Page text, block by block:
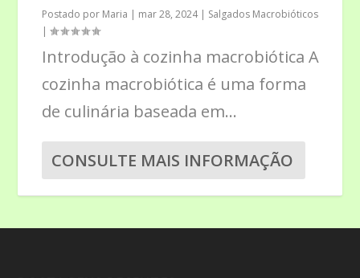
Postado por Maria | mar 28, 2024| Salgados Macrobióticos
|
Introdução à cozinha macrobiótica A
cozinha macrobiótica é uma forma
de culinária baseada em...
CONSULTE MAIS INFORMAÇÃO